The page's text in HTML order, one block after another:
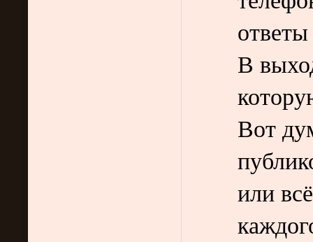
В
Вот
или